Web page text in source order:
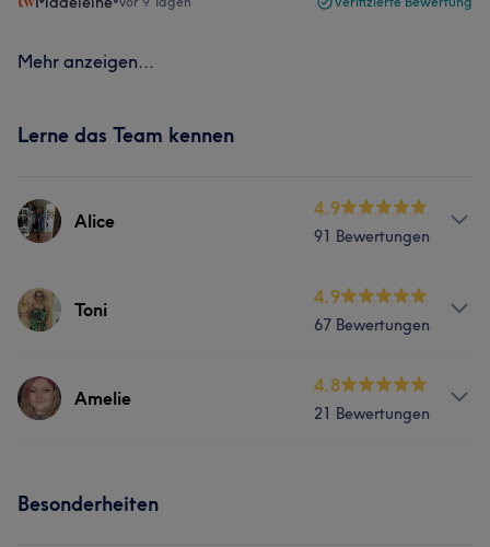
Mehr anzeigen...
Lerne das Team kennen
Alice
4.9
91 Bewertungen
Services
Was unsere Kunden über Alice sagen
Talentiert 5
Toni
4.9
67 Bewertungen
Services
Was unsere Kunden über Toni sagen
Amelie
4.8
21 Bewertungen
Besonderheiten